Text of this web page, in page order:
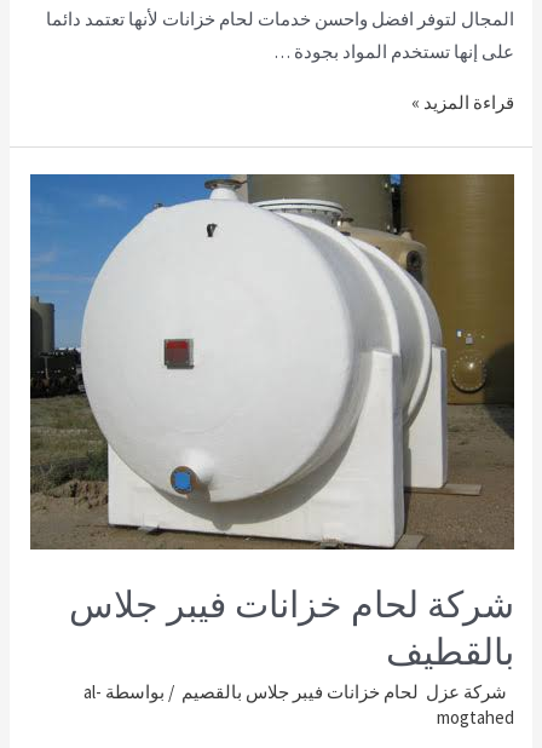
المجال لتوفر افضل واحسن خدمات لحام خزانات لأنها تعتمد دائما
على إنها تستخدم المواد بجودة …
قراءة المزيد »
شركة لحام خزانات فيبر جلاس
بالقطيف
شركة عزل لحام خزانات فيبر جلاس بالقصيم / بواسطة al-
mogtahed